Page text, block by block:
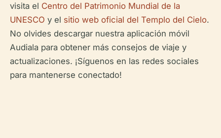
visita el Centro del Patrimonio Mundial de la
UNESCO y el sitio web oficial del Templo del Cielo.
No olvides descargar nuestra aplicación móvil
Audiala para obtener más consejos de viaje y
actualizaciones. ¡Síguenos en las redes sociales
para mantenerse conectado!